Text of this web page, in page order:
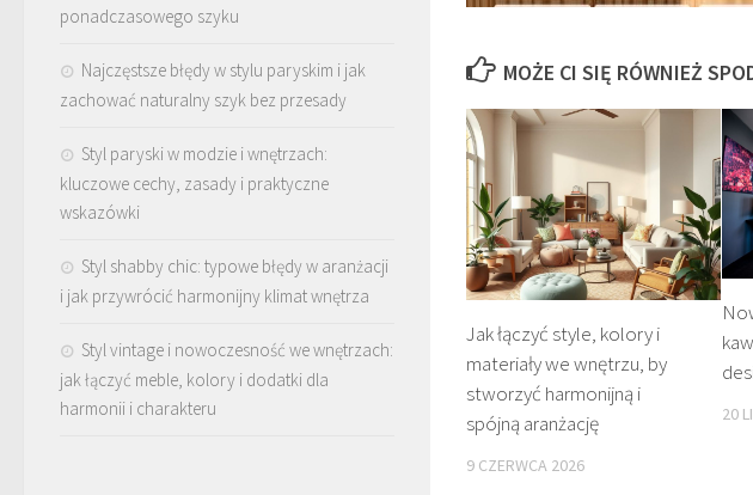
MOŻE CI SIĘ RÓWNIEŻ
Jak łączyć style, kolory i
materiały we wnętrzu, by
stworzyć harmonijną i
spójną aranżację
9 CZERWCA 2026
20
ponadczasowego szyku
Najczęstsze błędy w stylu paryskim i jak
zachować naturalny szyk bez przesady
Styl paryski w modzie i wnętrzach:
kluczowe cechy, zasady i praktyczne
wskazówki
Styl shabby chic: typowe błędy w aranżacji
i jak przywrócić harmonijny klimat wnętrza
Styl vintage i nowoczesność we wnętrzach:
jak łączyć meble, kolory i dodatki dla
harmonii i charakteru